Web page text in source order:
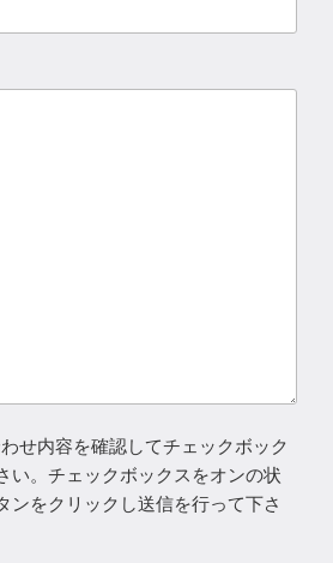
せ内容を確認してチェックボック
い。チェックボックスをオンの状
ンをクリックし送信を行って下さ